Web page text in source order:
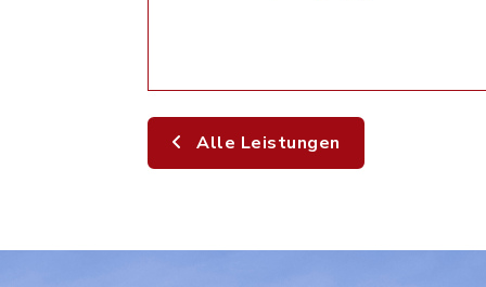
Alle Leistungen